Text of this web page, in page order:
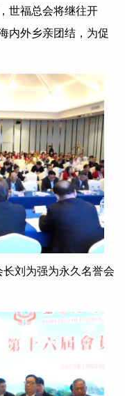
世福总会将继往开
内外乡亲团结，为促
刘为强为永久名誉会